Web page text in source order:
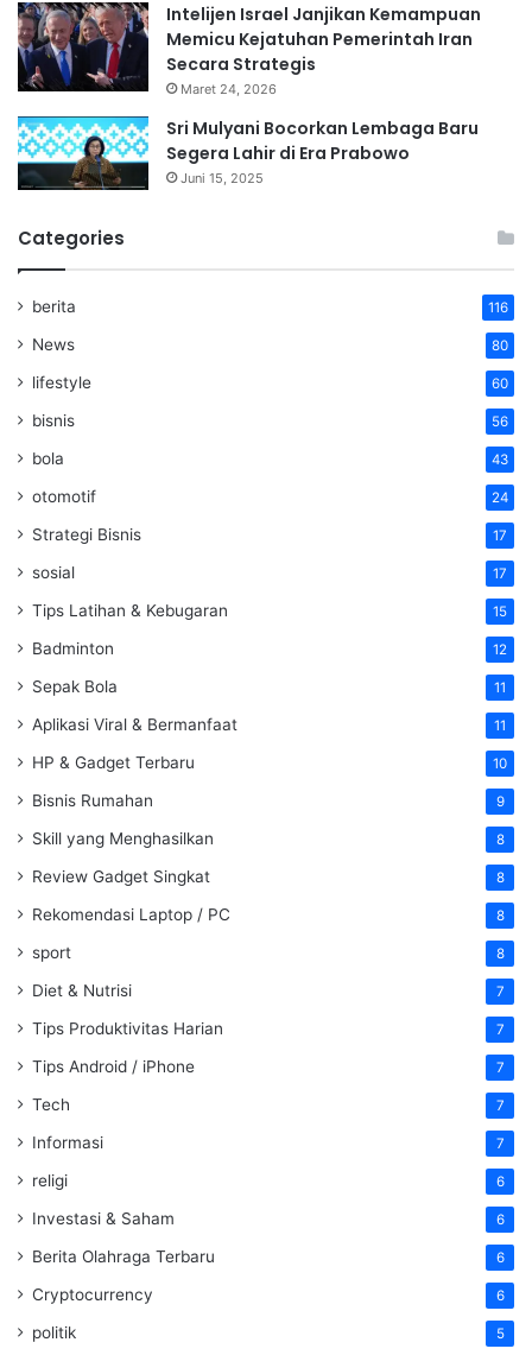
Intelijen Israel Janjikan Kemampuan
Memicu Kejatuhan Pemerintah Iran
Secara Strategis
Maret 24, 2026
Sri Mulyani Bocorkan Lembaga Baru
Segera Lahir di Era Prabowo
Juni 15, 2025
Categories
berita 116
News 80
lifestyle 60
bisnis 56
bola 43
otomotif 24
Strategi Bisnis 17
sosial 17
Tips Latihan & Kebugaran 15
Badminton 12
Sepak Bola 11
Aplikasi Viral & Bermanfaat 11
HP & Gadget Terbaru 10
Bisnis Rumahan 9
Skill yang Menghasilkan 8
Review Gadget Singkat 8
Rekomendasi Laptop / PC 8
sport 8
Diet & Nutrisi 7
Tips Produktivitas Harian 7
Tips Android / iPhone 7
Tech 7
Informasi 7
religi 6
Investasi & Saham 6
Berita Olahraga Terbaru 6
Cryptocurrency 6
politik 5